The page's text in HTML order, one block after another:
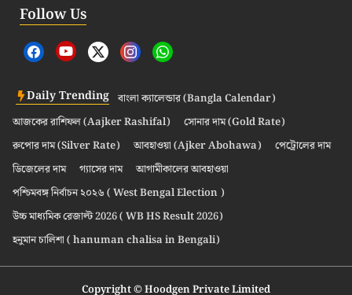
Follow Us
Daily Trending বাংলা ক্যালেন্ডার (Bangla Calendar)
আজকের রাশিফল (Aajker Rashifal)
সোনার দাম (Gold Rate)
রুপোর দাম (Silver Rate)
আবহাওয়া (Ajker Abohawa)
পেট্রোলের দাম
ডিজেলের দাম
গ্যাসের দাম
আগামীকালের আবহাওয়া
পশ্চিমবঙ্গ নির্বাচন ২০২৬ ( West Bengal Election )
উচ্চ মাধ্যমিক রেজাল্ট 2026 ( WB HS Result 2026)
হনুমান চালিশা ( hanuman chalisa in Bengali)
Copyright © Hoodgen Private Limited